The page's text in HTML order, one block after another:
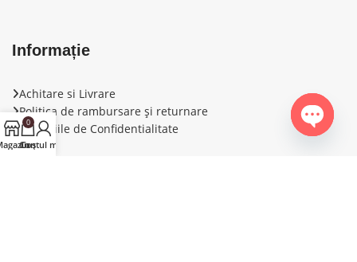
Informație
Achitare si Livrare
Politica de rambursare și returnare
Conditiile de Confidentialitate
0
Coș
Contul meu